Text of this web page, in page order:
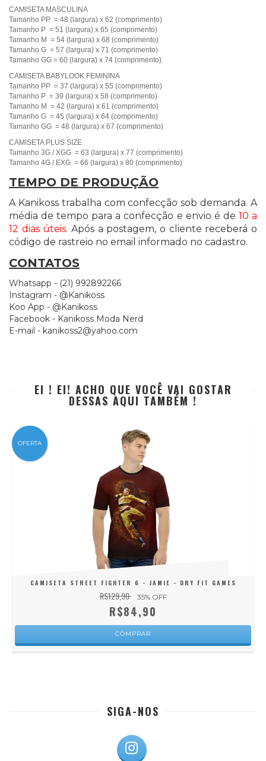
CAMISETA MASCULINA
Tamanho PP = 48 (largura) x 62 (comprimento)
Tamanho P = 51 (largura) x 65 (comprimento)
Tamanho M = 54 (largura) x 68 (comprimento)
Tamanho G = 57 (largura) x 71 (comprimento)
Tamanho GG = 60 (largura) x 74 (comprimento)
CAMISETA BABYLOOK FEMININA
Tamanho PP = 37 (largura) x 55 (comprimento)
Tamanho P = 39 (largura) x 58 (comprimento)
Tamanho M = 42 (largura) x 61 (comprimento)
Tamanho G = 45 (largura) x 64 (comprimento)
Tamanho GG = 48 (largura) x 67 (comprimento)
CAMISETA PLUS SIZE
Tamanho 3G / XGG = 63 (largura) x 77 (comprimento)
Tamanho 4G / EXG = 66 (largura) x 80 (comprimento)
TEMPO DE PRODUÇÃO
A Kanikoss trabalha com confecção sob demanda. A
média de tempo para a confecção e envio é de 10 a
12 dias úteis. Após a postagem, o cliente receberá o
código de rastreio no email informado no cadastro.
CONTATOS
Whatsapp - (21) 992892266
Instagram - @Kanikoss
Koo App - @Kanikoss
Facebook - Kanikoss Moda Nerd
E-mail - kanikoss2@yahoo.com
EI ! EI! ACHO QUE VOCÊ VAI GOSTAR
DESSAS AQUI TAMBÉM !
OFERTA
CAMISETA STREET FIGHTER 6 - JAMIE - DRY FIT GAMES
R$129,90 35% OFF
R$84,90
COMPRAR
SIGA-NOS